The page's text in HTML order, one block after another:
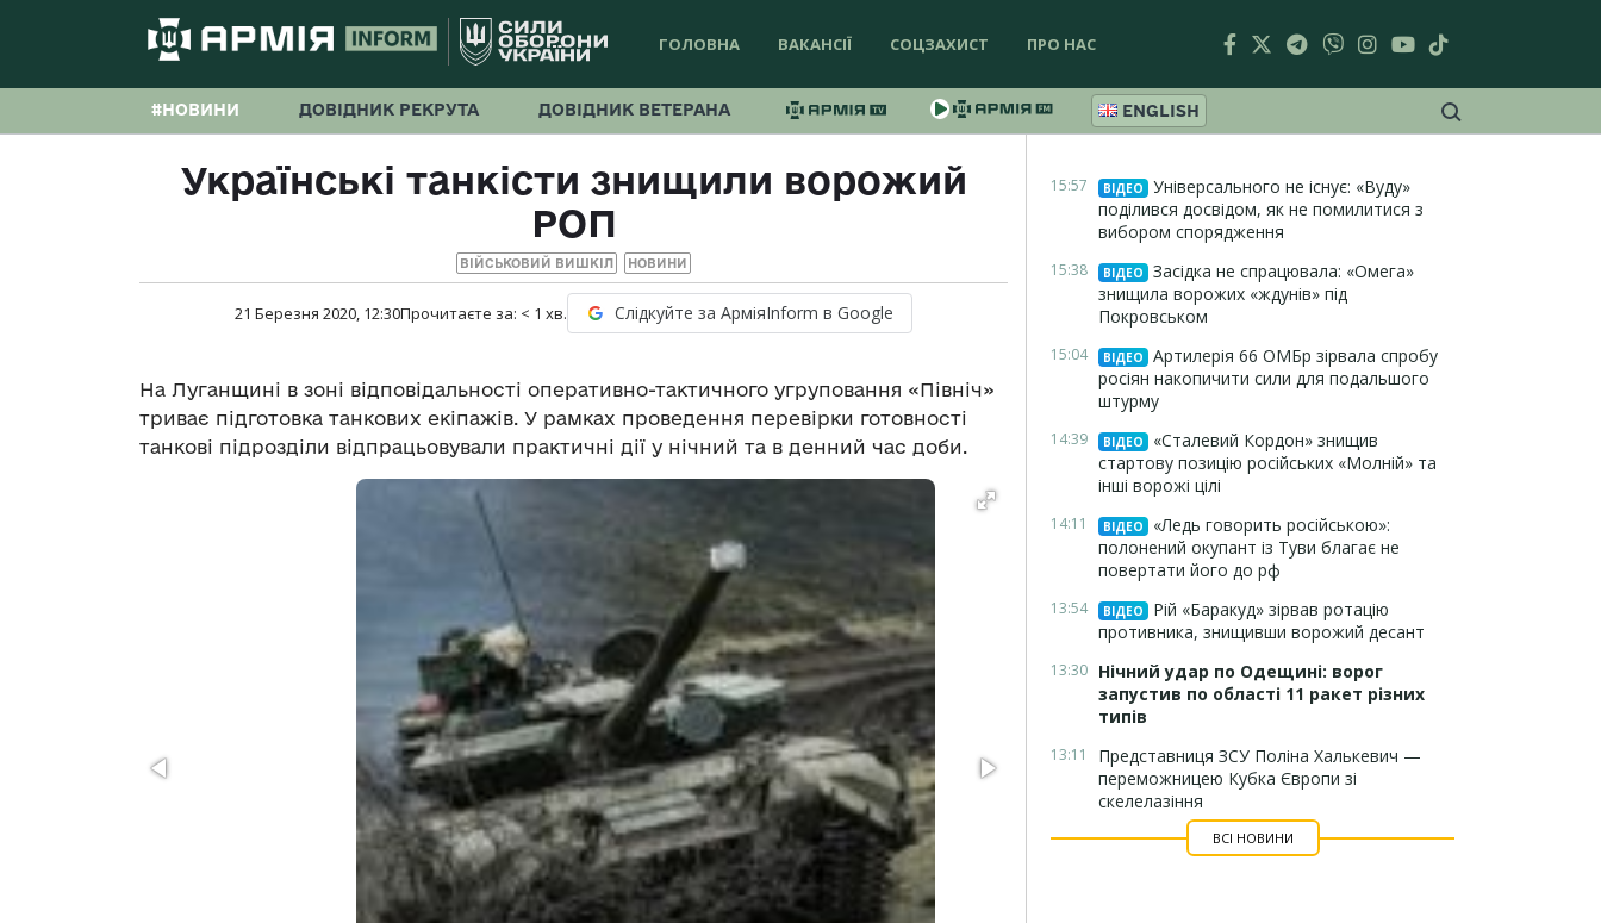
ГОЛОВНА ВАКАНСІЇ СОЦЗАХИСТ ПРО НАС
#НОВИНИ ДОВІДНИК РЕКРУТА ДОВІДНИК ВЕТЕРАНА ENGLISH
Українські танкісти знищили ворожий
РОП
ВІЙСЬКОВИЙ ВИШКІЛ НОВИНИ
21 Березня 2020, 12:30Прочитаєте за: < 1 хв. Слідкуйте за АрміяInform в Google
На Луганщині в зоні відповідальності оперативно-тактичного угруповання «Північ»
триває підготовка танкових екіпажів. У рамках проведення перевірки готовності
танкові підрозділи відпрацьовували практичні дії у нічний та в денний час доби.
15:57 ВІДЕО
Універсального не існує: «Вуду»
поділився досвідом, як не помилитися з
вибором спорядження
15:38 ВІДЕО
Засідка не спрацювала: «Омега»
знищила ворожих «ждунів» під
Покровськом
15:04 ВІДЕО
Артилерія 66 ОМБр зірвала спробу
росіян накопичити сили для подальшого
штурму
14:39 ВІДЕО
«Сталевий Кордон» знищив
стартову позицію російських «Молній» та
інші ворожі цілі
14:11 ВІДЕО
«Ледь говорить російською»:
полонений окупант із Туви благає не
повертати його до рф
13:54 ВІДЕО
Рій «Баракуд» зірвав ротацію
противника, знищивши ворожий десант
13:30 Нічний удар по Одещині: ворог
запустив по області 11 ракет різних
типів
13:11
Представниця ЗСУ Поліна Халькевич —
переможницею Кубка Європи зі
скелелазіння
ВСІ НОВИНИ